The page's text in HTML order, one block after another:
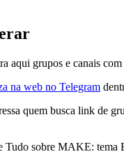
aqui grupos e canais
na web no Telegram
quem busca link de
Tudo sobre MAKE: